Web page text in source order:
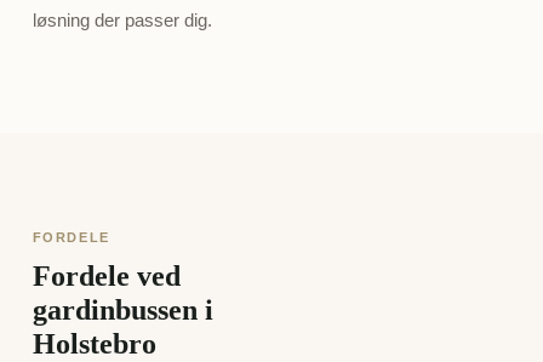
løsning der passer dig.
FORDELE
Fordele ved
gardinbussen i
Holstebro